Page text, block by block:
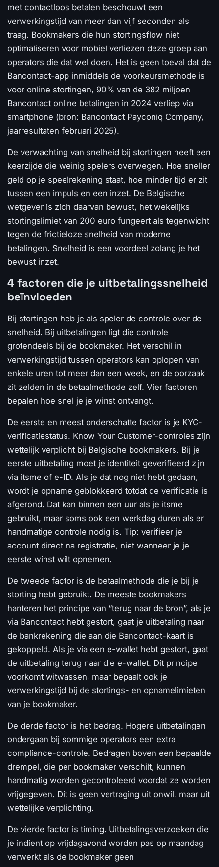
met contactloos betalen beschouwt een
verwerkingstijd van meer dan vijf seconden als
traag. Bookmakers die hun stortingsflow niet
optimaliseren voor mobiel verliezen deze groep aan
operators die dat wel doen. Het is geen toeval dat de
Bancontact-app inmiddels de voorkeursmethode is
voor online stortingen, 90% van de 382 miljoen
Bancontact online betalingen in 2024 verliep via
smartphone (bron: Bancontact Payconiq Company,
jaarresultaten februari 2025).
De verwachting van snelheid bij stortingen heeft een
keerzijde die weinig spelers overwegen. Hoe sneller
geld op je speelrekening staat, hoe minder tijd er zit
tussen een impuls en een inzet. De Belgische
wetgever is zich daarvan bewust, het wekelijks
stortingslimiet van 200 euro fungeert als tegenwicht
tegen de frictieloze snelheid van moderne
betalingen. Snelheid is een voordeel zolang je het
bewust inzet.
4 factoren die je uitbetalingssnelheid
beïnvloeden
Bij stortingen heb je als speler de controle over de
snelheid. Bij uitbetalingen ligt die controle
grotendeels bij de bookmaker. Het verschil in
verwerkingstijd tussen operators kan oplopen van
enkele uren tot meer dan een week, en de oorzaak
zit zelden in de betaalmethode zelf. Vier factoren
bepalen hoe snel je je winst ontvangt.
De eerste en meest onderschatte factor is je KYC-
verificatiestatus. Know Your Customer-controles zijn
wettelijk verplicht bij Belgische bookmakers. Bij je
eerste uitbetaling moet je identiteit geverifieerd zijn
via itsme of e-ID. Als je dat nog niet hebt gedaan,
wordt je opname geblokkeerd totdat de verificatie is
afgerond. Dat kan binnen een uur als je itsme
gebruikt, maar soms ook een werkdag duren als er
handmatige controle nodig is. Tip: verifieer je
account direct na registratie, niet wanneer je je
eerste winst wilt opnemen.
De tweede factor is de betaalmethode die je bij je
storting hebt gebruikt. De meeste bookmakers
hanteren het principe van “terug naar de bron”, als je
via Bancontact hebt gestort, gaat je uitbetaling naar
de bankrekening die aan die Bancontact-kaart is
gekoppeld. Als je via een e-wallet hebt gestort, gaat
de uitbetaling terug naar die e-wallet. Dit principe
voorkomt witwassen, maar bepaalt ook je
verwerkingstijd bij de stortings- en opnamelimieten
van je bookmaker.
De derde factor is het bedrag. Hogere uitbetalingen
ondergaan bij sommige operators een extra
compliance-controle. Bedragen boven een bepaalde
drempel, die per bookmaker verschilt, kunnen
handmatig worden gecontroleerd voordat ze worden
vrijgegeven. Dit is geen vertraging uit onwil, maar uit
wettelijke verplichting.
De vierde factor is timing. Uitbetalingsverzoeken die
je indient op vrijdagavond worden pas op maandag
verwerkt als de bookmaker geen